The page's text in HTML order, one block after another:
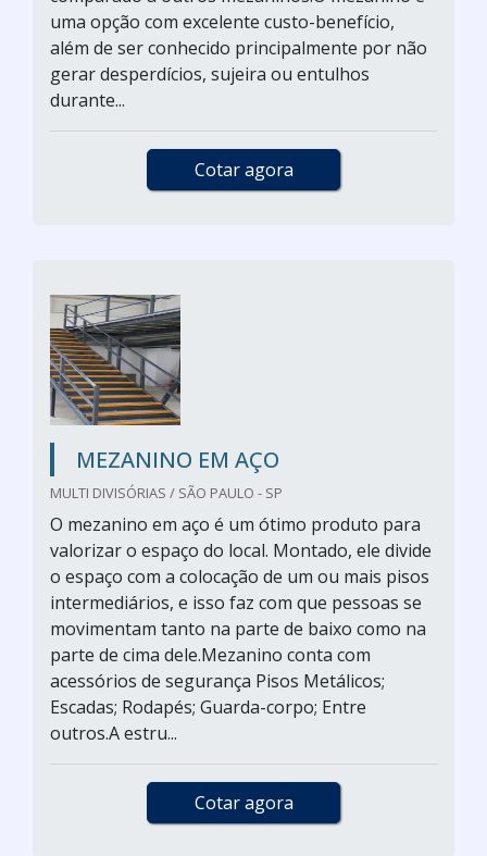
uma opção com excelente custo-benefício,
além de ser conhecido principalmente por não
gerar desperdícios, sujeira ou entulhos
durante...
Cotar agora
MEZANINO EM AÇO
MULTI DIVISÓRIAS / SÃO PAULO - SP
O mezanino em aço é um ótimo produto para
valorizar o espaço do local. Montado, ele divide
o espaço com a colocação de um ou mais pisos
intermediários, e isso faz com que pessoas se
movimentam tanto na parte de baixo como na
parte de cima dele.Mezanino conta com
acessórios de segurança Pisos Metálicos;
Escadas; Rodapés; Guarda-corpo; Entre
outros.A estru...
Cotar agora